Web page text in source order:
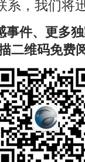
系，我们将
事件、更多
二维码免费